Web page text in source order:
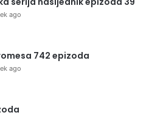
ago
742 epizoda
ago